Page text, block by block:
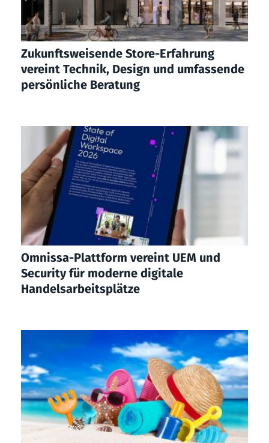
Zukunftsweisende Store-Erfahrung
vereint Technik, Design und umfassende
persönliche Beratung
Omnissa-Plattform vereint UEM und
Security für moderne digitale
Handelsarbeitsplätze